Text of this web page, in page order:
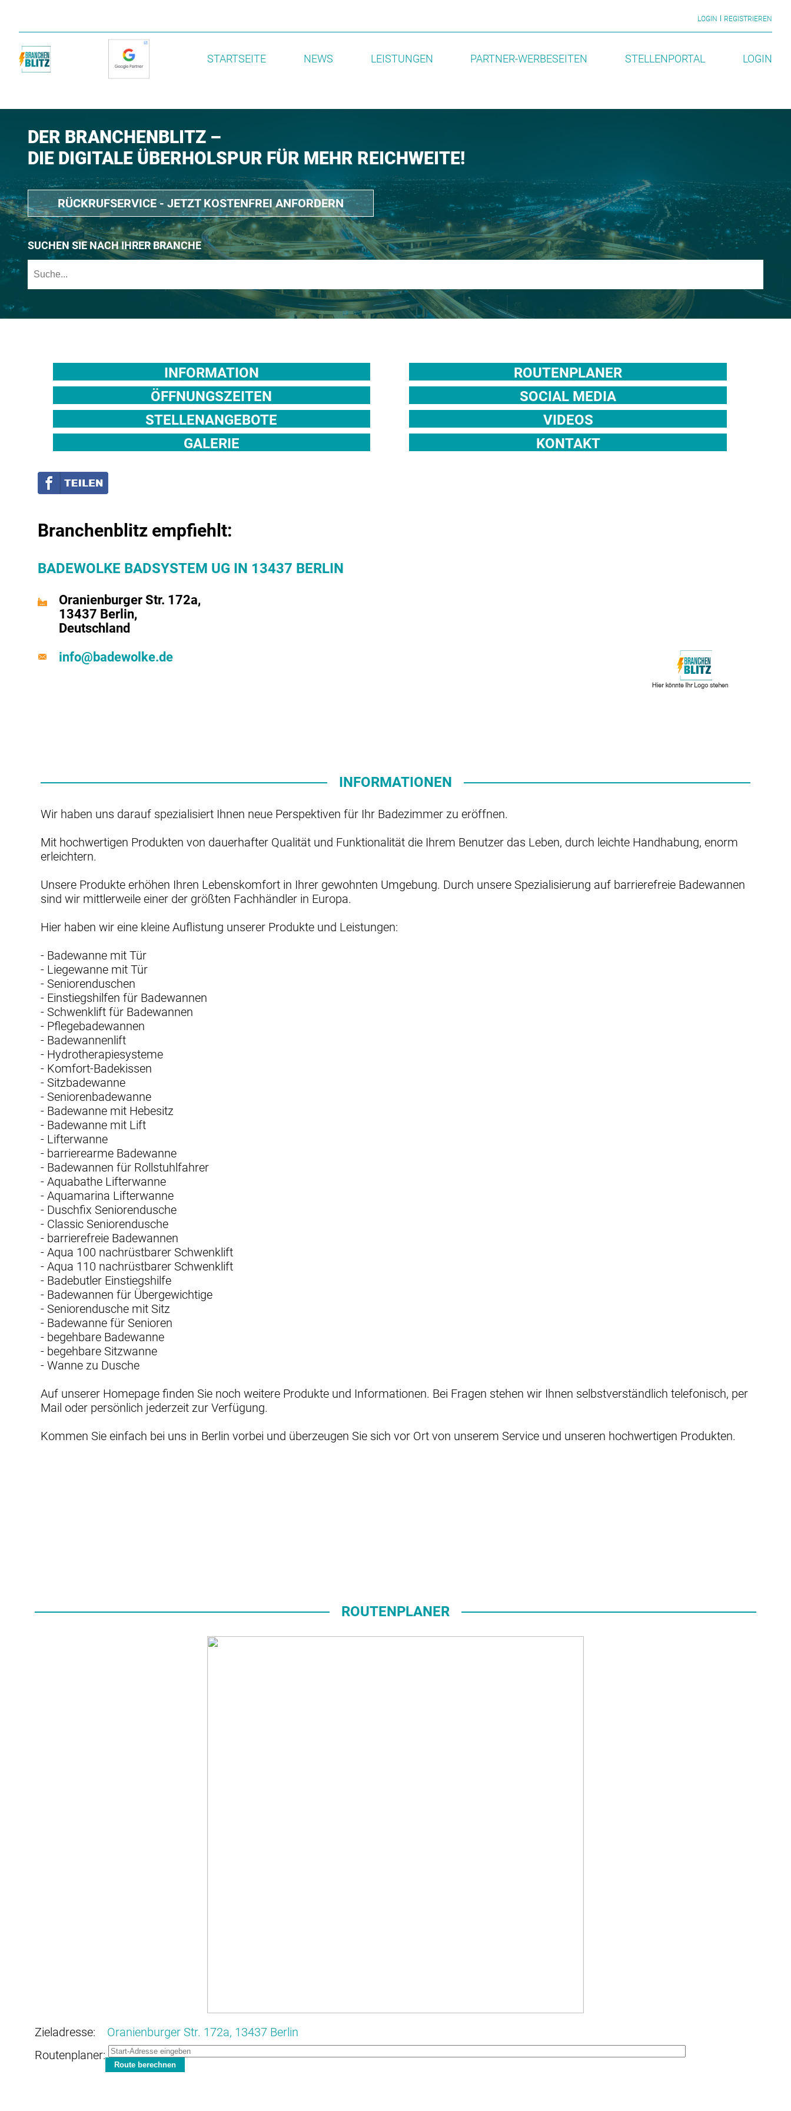
LOGIN REGISTRIEREN
STARTSEITE NEWS LEISTUNGEN PARTNER-WERBESEITEN STELLENPORTAL LOGIN
DER BRANCHENBLITZ –
DIE DIGITALE ÜBERHOLSPUR FÜR MEHR REICHWEITE!
RÜCKRUFSERVICE - JETZT KOSTENFREI ANFORDERN
SUCHEN SIE NACH IHRER BRANCHE
INFORMATION
ROUTENPLANER
ÖFFNUNGSZEITEN
SOCIAL MEDIA
STELLENANGEBOTE
VIDEOS
GALERIE
KONTAKT
Branchenblitz empfiehlt:
BADEWOLKE BADSYSTEM UG IN 13437 BERLIN
Oranienburger Str. 172a,
13437 Berlin,
Deutschland
info@badewolke.de
INFORMATIONEN
Wir haben uns darauf spezialisiert Ihnen neue Perspektiven für Ihr Badezimmer zu eröffnen.
Mit hochwertigen Produkten von dauerhafter Qualität und Funktionalität die Ihrem Benutzer das Leben, durch leichte Handhabung, enorm
erleichtern.
Unsere Produkte erhöhen Ihren Lebenskomfort in Ihrer gewohnten Umgebung. Durch unsere Spezialisierung auf barrierefreie Badewannen
sind wir mittlerweile einer der größten Fachhändler in Europa.
Hier haben wir eine kleine Auflistung unserer Produkte und Leistungen:
- Badewanne mit Tür
- Liegewanne mit Tür
- Seniorenduschen
- Einstiegshilfen für Badewannen
- Schwenklift für Badewannen
- Pflegebadewannen
- Badewannenlift
- Hydrotherapiesysteme
- Komfort-Badekissen
- Sitzbadewanne
- Seniorenbadewanne
- Badewanne mit Hebesitz
- Badewanne mit Lift
- Lifterwanne
- barrierearme Badewanne
- Badewannen für Rollstuhlfahrer
- Aquabathe Lifterwanne
- Aquamarina Lifterwanne
- Duschfix Seniorendusche
- Classic Seniorendusche
- barrierefreie Badewannen
- Aqua 100 nachrüstbarer Schwenklift
- Aqua 110 nachrüstbarer Schwenklift
- Badebutler Einstiegshilfe
- Badewannen für Übergewichtige
- Seniorendusche mit Sitz
- Badewanne für Senioren
- begehbare Badewanne
- begehbare Sitzwanne
- Wanne zu Dusche
Auf unserer Homepage finden Sie noch weitere Produkte und Informationen. Bei Fragen stehen wir Ihnen selbstverständlich telefonisch, per
Mail oder persönlich jederzeit zur Verfügung.
Kommen Sie einfach bei uns in Berlin vorbei und überzeugen Sie sich vor Ort von unserem Service und unseren hochwertigen Produkten.
ROUTENPLANER
Zieladresse: Oranienburger Str. 172a, 13437 Berlin
Routenplaner: